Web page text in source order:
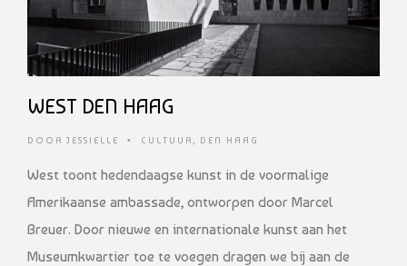
WEST DEN HAAG
DOOR JESSIELLE • CULTUUR, DEN HAAG
West toont hedendaagse kunst in de voormalige
Amerikaanse ambassade, ontworpen door Marcel
Breuer. Door nieuwe en internationale kunst aan het
Museumkwartier toe te voegen dragen we bij aan de